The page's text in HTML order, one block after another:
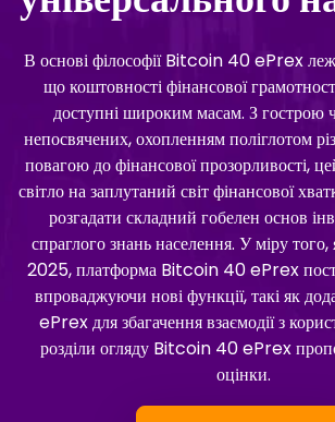
В основі філософії Bitcoin 40 ePrex
що коштовності фінансової
доступні широким масам. З гострою
непосвячених, охопленням поліглотом
повагою до фінансової прозорливості,
світло на заплутаний світ фінансової
розгадати складний гобелен основ
спраглого знань населення. У міру того,
2025, платформа Bitcoin 40 ePrex
впроваджуючи нові функції, такі як
ePrex для збагачення взаємодії з
розділи огляду Bitcoin 40 ePrex
оцінки.